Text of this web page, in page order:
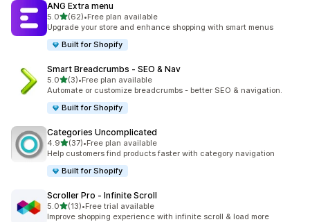
ANG Extra menu
5.05つ星中
(62)
合計レビュー数：62件
•Free plan available
Upgrade your store and enhance shopping with smart menus
Built for Shopify
Smart Breadcrumbs ‑ SEO & Nav
5.05つ星中
(3)
合計レビュー数：3件
•Free plan available
Automate or customize breadcrumbs - better SEO & navigation.
Built for Shopify
Categories Uncomplicated
4.95つ星中
(37)
合計レビュー数：37件
•Free plan available
Help customers find products faster with category navigation
Built for Shopify
Scroller Pro ‑ Infinite Scroll
5.05つ星中
(13)
合計レビュー数：13件
•Free trial available
Improve shopping experience with infinite scroll & load more